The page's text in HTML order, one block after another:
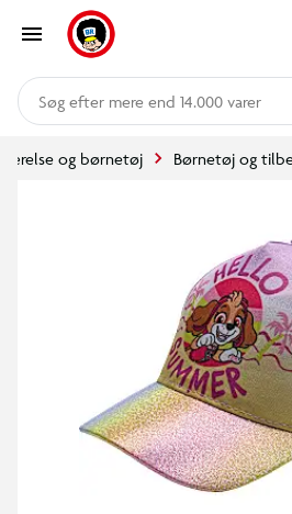
mere end 14.000 varer
og børnetøj Børnetøj og